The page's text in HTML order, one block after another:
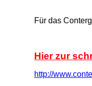
Für das
Hier zur
http://